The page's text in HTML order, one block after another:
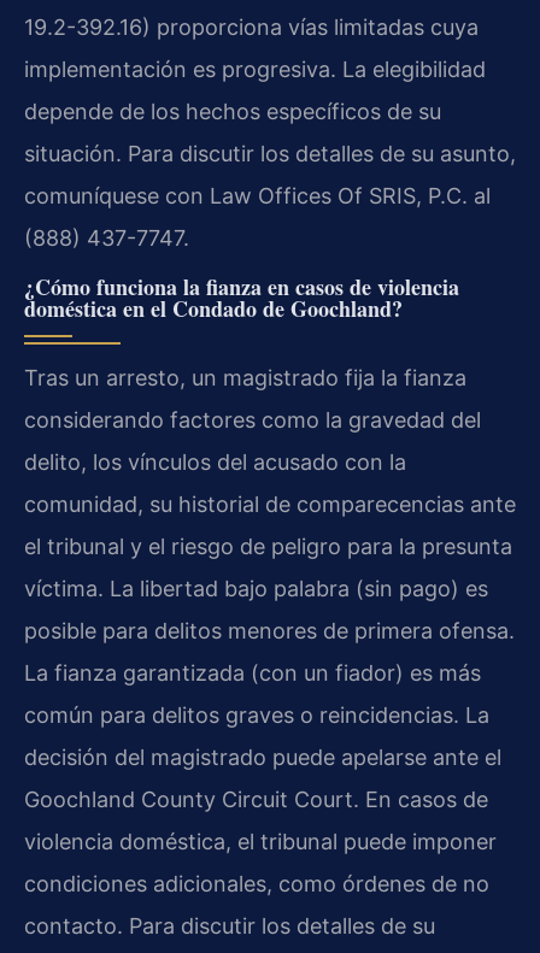
19.2-392.16) proporciona vías limitadas cuya
implementación es progresiva. La elegibilidad
depende de los hechos específicos de su
situación. Para discutir los detalles de su asunto,
comuníquese con Law Offices Of SRIS, P.C. al
(888) 437-7747.
¿Cómo funciona la fianza en casos de violencia
doméstica en el Condado de Goochland?
Tras un arresto, un magistrado fija la fianza
considerando factores como la gravedad del
delito, los vínculos del acusado con la
comunidad, su historial de comparecencias ante
el tribunal y el riesgo de peligro para la presunta
víctima. La libertad bajo palabra (sin pago) es
posible para delitos menores de primera ofensa.
La fianza garantizada (con un fiador) es más
común para delitos graves o reincidencias. La
decisión del magistrado puede apelarse ante el
Goochland County Circuit Court. En casos de
violencia doméstica, el tribunal puede imponer
condiciones adicionales, como órdenes de no
contacto. Para discutir los detalles de su